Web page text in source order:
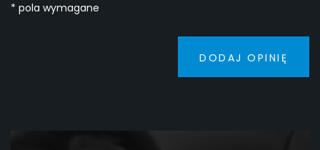
* pola wymagane
DODAJ OPINIĘ